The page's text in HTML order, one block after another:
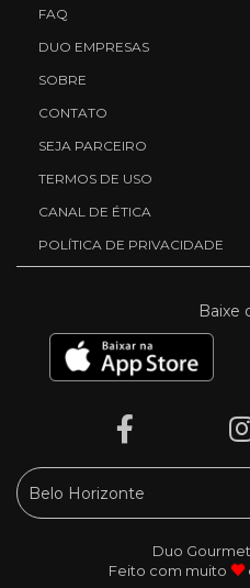
FAQ
DUO EMPRESAS
SOBRE
CONTATO
SEJA PARCEIRO
TERMOS DE USO
CANAL DE ÉTICA
POLÍTICA DE PRIVACIDADE
Baixe
Duo
Feito com muito